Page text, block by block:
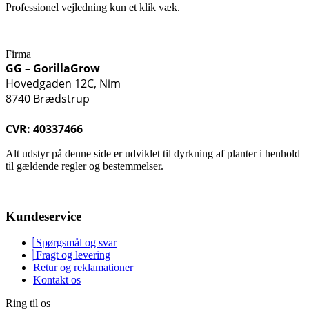
Professionel vejledning kun et klik væk.
Firma
GG – GorillaGrow
Hovedgaden 12C, Nim
8740 Brædstrup
CVR: 40337466
Alt udstyr på denne side er udviklet til dyrkning af planter i henhold
til gældende regler og bestemmelser.
Kundeservice
Spørgsmål og svar
Fragt og levering
Retur og reklamationer
Kontakt os
Ring til os